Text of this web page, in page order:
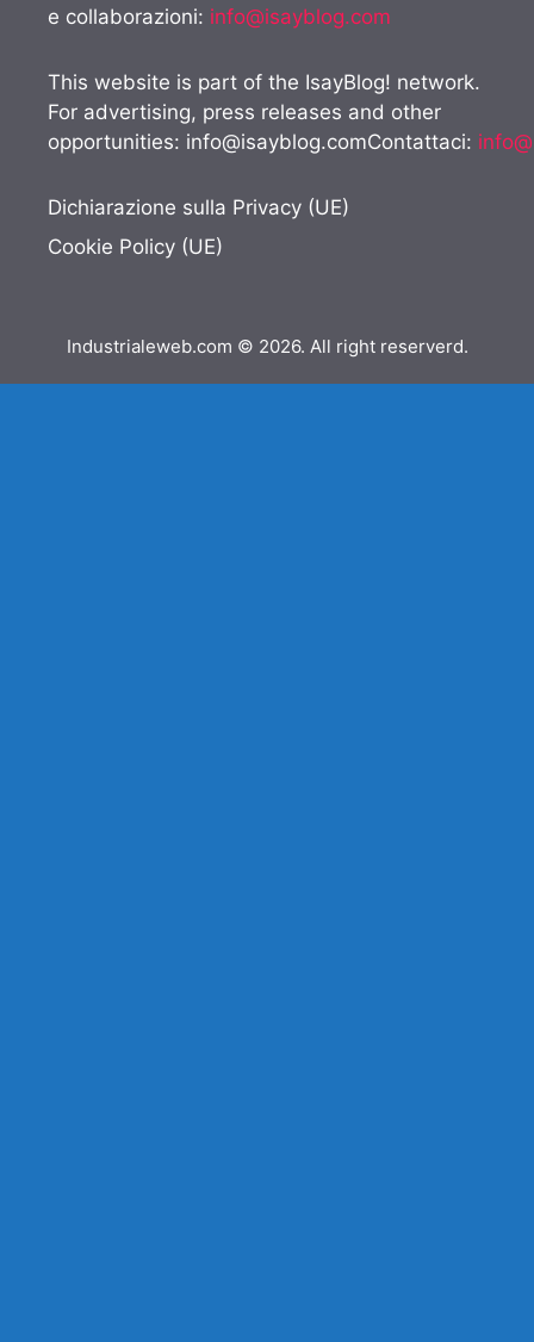
e collaborazioni: info@isayblog.com
This website is part of the IsayBlog! network.
For advertising, press releases and other
opportunities: info@isayblog.comContattaci:
Dichiarazione sulla Privacy (UE)
Cookie Policy (UE)
Industrialeweb.com © 2026. All right reserverd.